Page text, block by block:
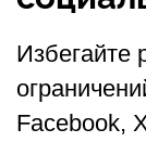
Избегайте
Facebook,